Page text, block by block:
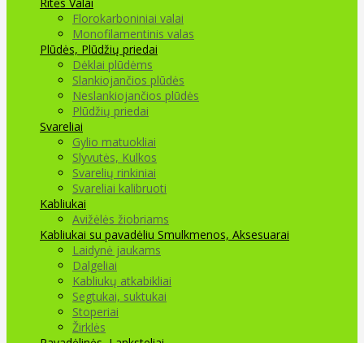
Florokarboniniai valai
Monofilamentinis valas
Plūdės, Plūdžių priedai
Dėklai plūdėms
Slankiojančios plūdės
Neslankiojančios plūdės
Plūdžių priedai
Svareliai
Gylio matuokliai
Slyvutės, Kulkos
Svarelių rinkiniai
Svareliai kalibruoti
Kabliukai
Avižėlės žiobriams
Kabliukai su pavadėliu Smulkmenos, Aksesuarai
Laidynė jaukams
Dalgeliai
Kabliukų atkabikliai
Segtukai, suktukai
Stoperiai
Žirklės